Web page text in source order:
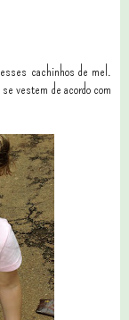
cachinhos de mel.
vestem de acordo com